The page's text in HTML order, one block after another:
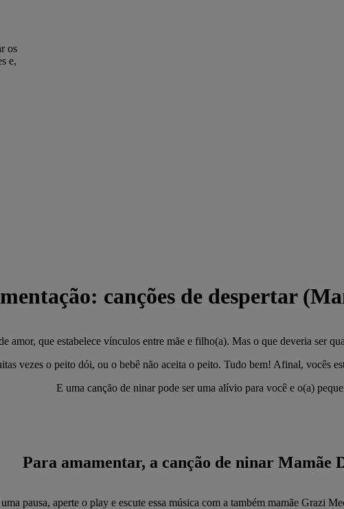
os
e,
canções de despertar
amor, que estabelece vínculos entre mãe e filho(a). Mas o que deveria ser
vezes o peito dói, ou o bebê não aceita o peito. Tudo bem! Afinal, vocês
E uma canção de ninar pode ser uma alívio para você e o(a)
Para amamentar, a canção de ninar Mamãe
pausa, aperte o play e escute essa música com a também mamãe Grazi